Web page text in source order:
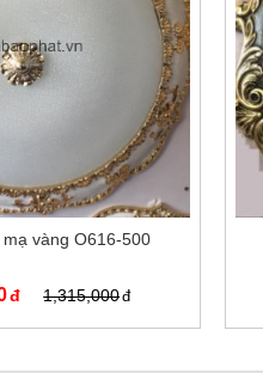
vàng O616-500
1,315,000